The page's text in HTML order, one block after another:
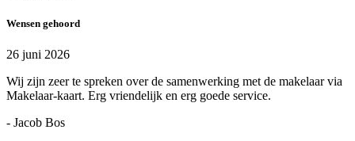
Wensen gehoord
26 juni 2026
Wij zijn zeer te spreken over de samenwerking met de makelaar via
Makelaar-kaart. Erg vriendelijk en erg goede service.
- Jacob Bos